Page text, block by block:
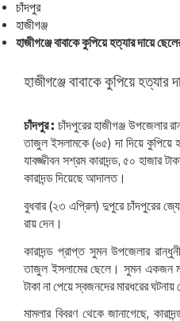
চাঁদপুর
হাজীগঞ্জ
হাজীগঞ্জে বাবাকে কুপিয়ে হত্যার দায়ে
হাজীগঞ্জে বাবাকে কুপিয়ে হত্যার
চাঁদপুর : চাঁদপুরের হাজীগঞ্জ উপজেলার
তাজুল ইসলামকে (৬৫) দা দিয়ে
যাবজ্জীবন সশ্রম কারাদন্ড, ৫০ হাজার
কারাদন্ড দিয়েছে আদালত।
বুধবার (২৩ এপ্রিল) দুপুরে চাঁদপুরের
রায় দেন।
কারাদন্ড প্রাপ্ত সুমন উপজেলার
তাজুল ইসলামের ছেলে। সুমন একজন
টাকা না পেয়ে স্বজনদের মারধরের
মামলার বিবরণ থেকে জানাগেছে,